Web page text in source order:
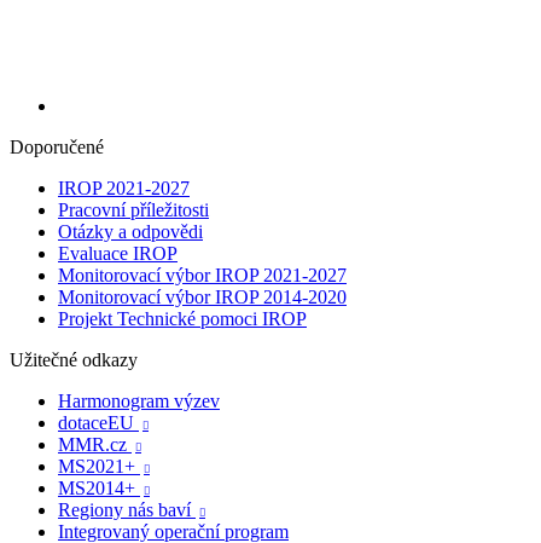
Doporučené
IROP 2021-2027
Pracovní příležitosti
Otázky a odpovědi
Evaluace IROP
Monitorovací výbor IROP 2021-2027
Monitorovací výbor IROP 2014-2020
Projekt Technické pomoci IROP
Užitečné odkazy
Harmonogram výzev
dotaceEU

MMR.cz 
MS2021+ 
MS2014+ 
Regiony nás baví 
Integrovaný operační program